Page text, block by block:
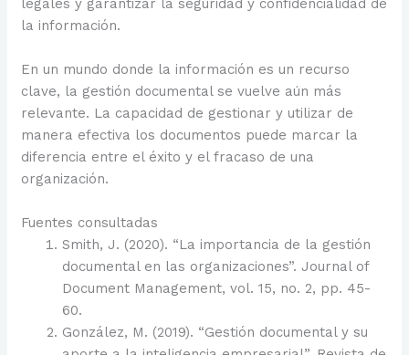
la información.
En un mundo donde la información es un recurso
clave, la gestión documental se vuelve aún más
relevante. La capacidad de gestionar y utilizar de
manera efectiva los documentos puede marcar la
diferencia entre el éxito y el fracaso de una
organización.
Fuentes consultadas
Smith, J. (2020). “La importancia de la gestión
documental en las organizaciones”. Journal of
Document Management, vol. 15, no. 2, pp. 45-
60.
González, M. (2019). “Gestión documental y su